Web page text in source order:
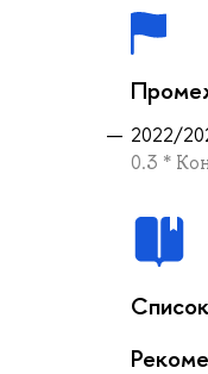
2022/
0.3 *